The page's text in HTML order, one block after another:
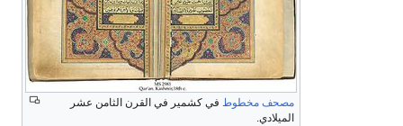
مخطوطفي كشمير في القرن الثامن عشر
الميلادي.